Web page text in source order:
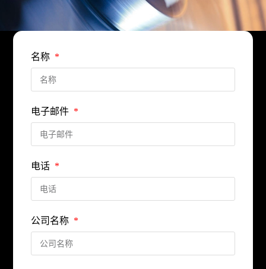
名称
电子邮件
电话
公司名称